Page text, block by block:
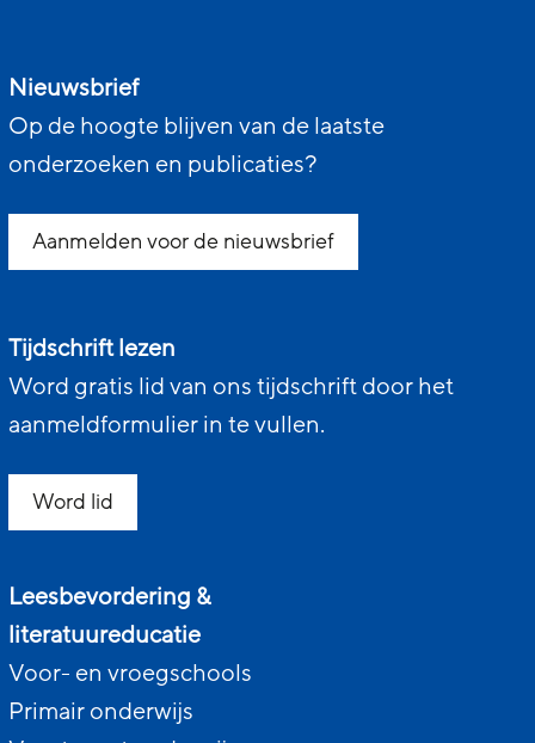
Nieuwsbrief
Op de hoogte blijven van de laatste
onderzoeken en publicaties?
Aanmelden voor de nieuwsbrief
Tijdschrift lezen
Word gratis lid van ons tijdschrift door het
aanmeldformulier in te vullen.
Word lid
Leesbevordering &
literatuureducatie
Voor- en vroegschools
Primair onderwijs